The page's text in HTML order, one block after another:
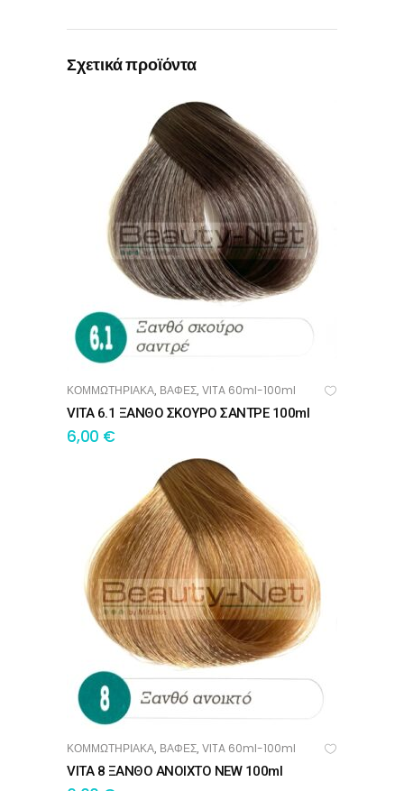
Σχετικά προϊόντα
ΠΡΟΣΘΉΚΗ ΣΤΟ ΚΑΛΆΘΙ
ΚΟΜΜΩΤΗΡΙΑΚΑ, ΒΑΦΕΣ, VITA 60ml-100ml
VITA 6.1 ΞΑΝΘΟ ΣΚΟΥΡΟ ΣΑΝΤΡΕ 100ml
6,00 €
ΠΡΟΣΘΉΚΗ ΣΤΟ ΚΑΛΆΘΙ
ΚΟΜΜΩΤΗΡΙΑΚΑ, ΒΑΦΕΣ, VITA 60ml-100ml
VITA 8 ΞΑΝΘΟ ΑΝΟΙΧΤΟ NEW 100ml